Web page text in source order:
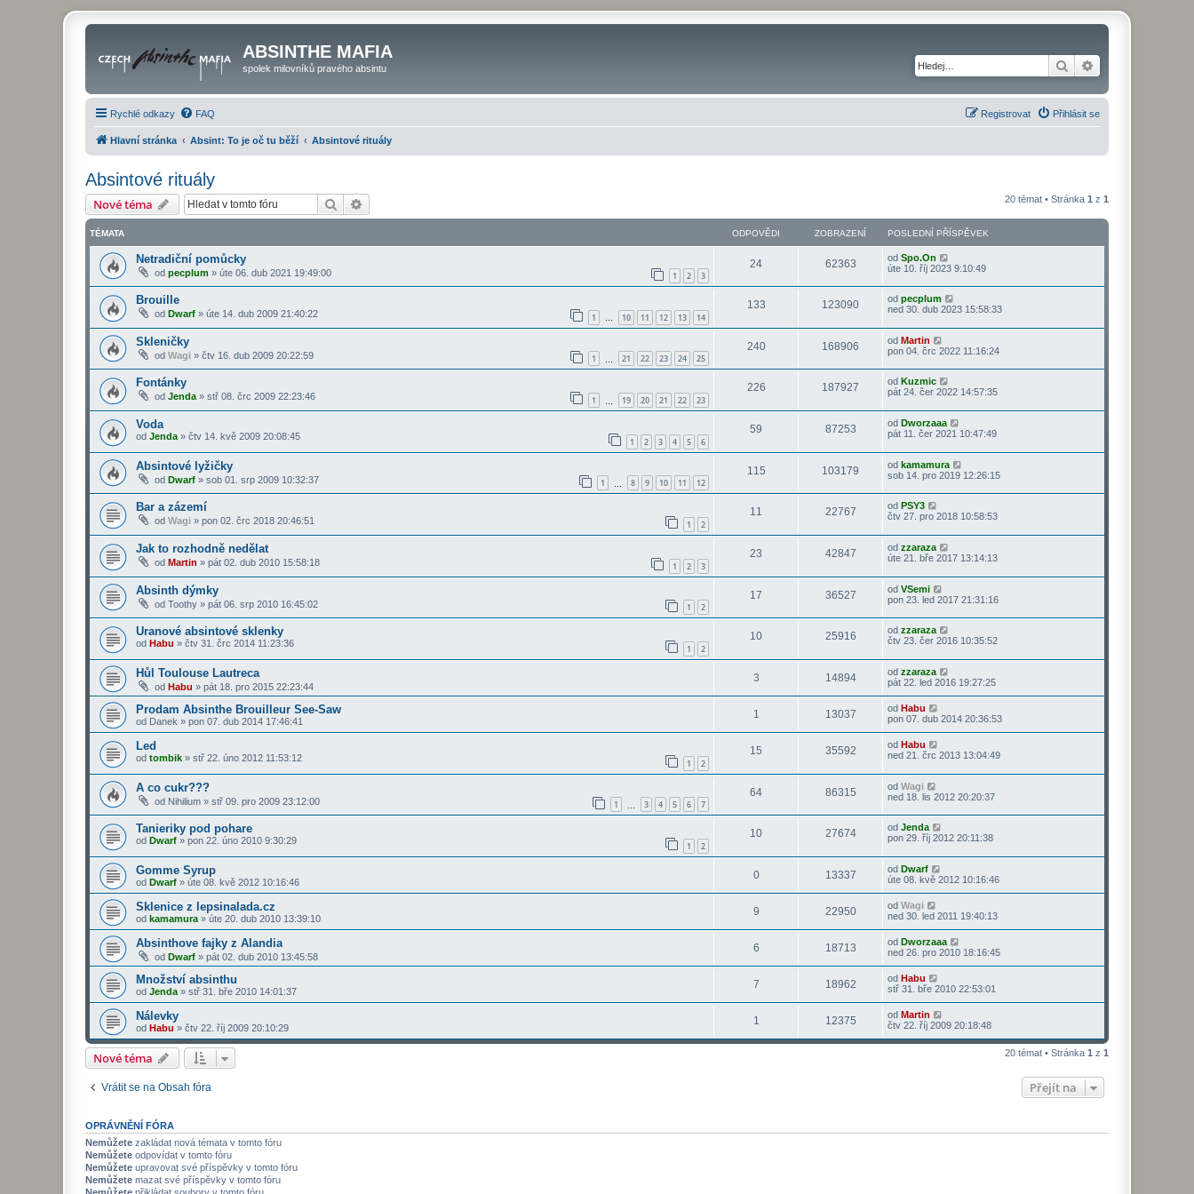
ABSINTHE MAFIA
spolek milovníků pravého absintu Hledat
Rychlé odkazy FAQ Přihlásit se
Registrovat
Hlavní stránka Absint: To je oč tu běží Absintové rituály
Absintové rituály
Nové téma Hledat 20 témat • Stránka 1 z 1
TÉMATA ODPOVĚDI ZOBRAZENÍ POSLEDNÍ PŘÍSPĚVEK
Netradiční pomůcky
od pecplum » úte 06. dub 2021 19:49:00 1 2 3
24 62363 od Spo.On
úte 10. říj 2023 9:10:49
Brouille
od Dwarf » úte 14. dub 2009 21:40:22 1 … 10 11 12 13 14
133 123090 od pecplum
ned 30. dub 2023 15:58:33
Skleničky
od Wagi » čtv 16. dub 2009 20:22:59 1 21 22 23 24 25
240 168906 od Martin
pon 04. črc 2022 11:16:24
Fontánky
od Jenda» stř 08. črc 2009 22:23:46 1 19 20 21 22 23
226 187927 od Kuzmic
pát 24. čer 2022 14:57:35
Voda
od Jenda » čtv 14. kvě 2009 20:08:45 1 2 3 4 5 6
59 87253 od Dworzaaa
pát 11. čer 2021 10:47:49
Absintové lyžičky
od Dwarf » sob 01. srp 2009 10:32:37 1 8 9 10 11 12
115 103179 od kamamura
sob 14. pro 2019 12:26:15
Bar a zázemí
od Wagi » pon 02. črc 2018 20:46:51 1 2
11 22767 od PSY3
čtv 27. pro 2018 10:58:53
Jak to rozhodně nedělat
od Martin » pát 02. dub 2010 15:58:18 1 2 3
23 42847 od zzaraza
úte 21. bře 2017 13:14:13
Absinth dýmky
od Toothy » pát 06. srp 2010 16:45:02 1 2
17 36527 od VSemi
pon 23. led 2017 21:31:16
Uranové absintové sklenky
od Habu » čtv 31. črc 2014 11:23:36 1 2
10 25916 od zzaraza
čtv 23. čer 2016 10:35:52
Hůl Toulouse Lautreca
od Habu » pát 18. pro 2015 22:23:44
3 14894 od zzaraza
pát 22. led 2016 19:27:25
Prodam Absinthe Brouilleur See-Saw
od Danek » pon 07. dub 2014 17:46:41
1 13037 od Habu
pon 07. dub 2014 20:36:53
Led
od tombik » stř 22. úno 2012 11:53:12 1 2
15 35592 od Habu
ned 21. črc 2013 13:04:49
A co cukr???
od Nihilium » stř 09. pro 2009 23:12:00 1 3 4 5 6 7
64 86315 od Wagi
ned 18. lis 2012 20:20:37
Tanieriky pod pohare
od Dwarf » pon 22. úno 2010 9:30:29 1 2
10 27674 od Jenda
pon 29. říj 2012 20:11:38
Gomme Syrup
od Dwarf » úte 08. kvě 2012 10:16:46
0 13337 od Dwarf
úte 08. kvě 2012 10:16:46
Sklenice z lepsinalada.cz
od kamamura » úte 20. dub 2010 13:39:10
9 22950 od Wagi
ned 30. led 2011 19:40:13
Absinthove fajky z Alandia
od Dwarf » pát 02. dub 2010 13:45:58
6 18713 od Dworzaaa
ned 26. pro 2010 18:16:45
Množství absinthu
od Jenda » stř 31. bře 2010 14:01:37
7 18962 od Habu
stř 31. bře 2010 22:53:01
Nálevky
od Habu » čtv 22. říj 2009 20:10:29
1 12375 od Martin
čtv 22. říj 2009 20:18:48
Nové téma 20 témat • Stránka 1 z 1
Vrátit se na Obsah fóra Přejít na
OPRÁVNĚNÍ FÓRA
Nemůžete zakládat nová témata v tomto fóru
Nemůžete odpovídat v tomto fóru
Nemůžete upravovat své příspěvky v tomto fóru
Nemůžete mazat své příspěvky v tomto fóru